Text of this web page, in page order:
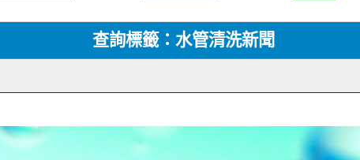
查詢標籤：水管清洗新聞